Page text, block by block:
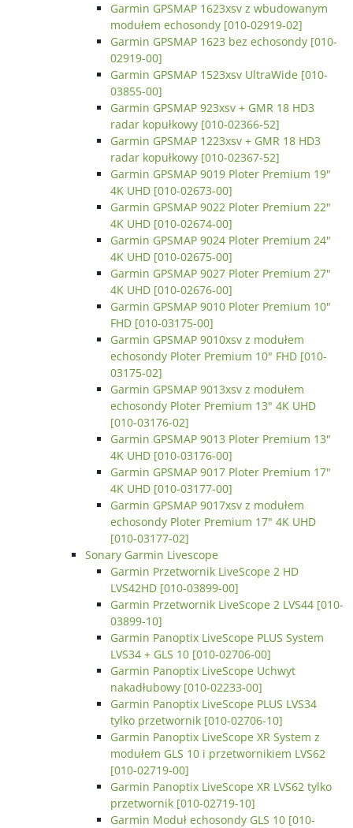
Garmin GPSMAP 1623xsv z wbudowanym
modułem echosondy [010-02919-02]
Garmin GPSMAP 1623 bez echosondy [010-
02919-00]
Garmin GPSMAP 1523xsv UltraWide [010-
03855-00]
Garmin GPSMAP 923xsv + GMR 18 HD3
radar kopułkowy [010-02366-52]
Garmin GPSMAP 1223xsv + GMR 18 HD3
radar kopułkowy [010-02367-52]
Garmin GPSMAP 9019 Ploter Premium 19"
4K UHD [010-02673-00]
Garmin GPSMAP 9022 Ploter Premium 22"
4K UHD [010-02674-00]
Garmin GPSMAP 9024 Ploter Premium 24"
4K UHD [010-02675-00]
Garmin GPSMAP 9027 Ploter Premium 27"
4K UHD [010-02676-00]
Garmin GPSMAP 9010 Ploter Premium 10"
FHD [010-03175-00]
Garmin GPSMAP 9010xsv z modułem
echosondy Ploter Premium 10" FHD [010-
03175-02]
Garmin GPSMAP 9013xsv z modułem
echosondy Ploter Premium 13" 4K UHD
[010-03176-02]
Garmin GPSMAP 9013 Ploter Premium 13"
4K UHD [010-03176-00]
Garmin GPSMAP 9017 Ploter Premium 17"
4K UHD [010-03177-00]
Garmin GPSMAP 9017xsv z modułem
echosondy Ploter Premium 17" 4K UHD
[010-03177-02]
Sonary Garmin Livescope
Garmin Przetwornik LiveScope 2 HD
LVS42HD [010-03899-00]
Garmin Przetwornik LiveScope 2 LVS44 [010-
03899-10]
Garmin Panoptix LiveScope PLUS System
LVS34 + GLS 10 [010-02706-00]
Garmin Panoptix LiveScope Uchwyt
nakadłubowy [010-02233-00]
Garmin Panoptix LiveScope PLUS LVS34
tylko przetwornik [010-02706-10]
Garmin Panoptix LiveScope XR System z
modułem GLS 10 i przetwornikiem LVS62
[010-02719-00]
Garmin Panoptix LiveScope XR LVS62 tylko
przetwornik [010-02719-10]
Garmin Moduł echosondy GLS 10 [010-